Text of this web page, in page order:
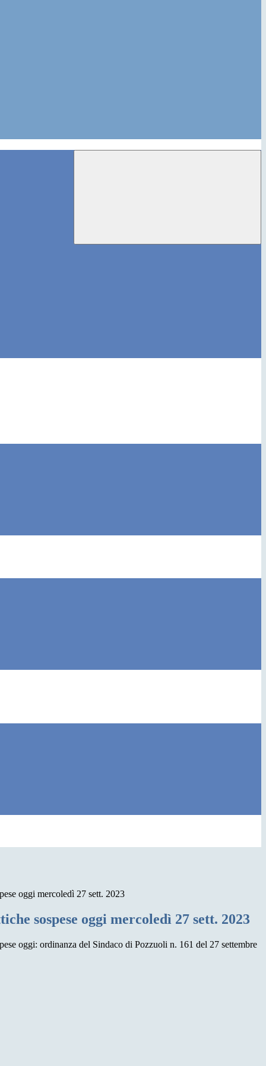
oggi mercoledì 27 sett. 2023
sospese oggi mercoledì 27 sett. 2023
oggi: ordinanza del Sindaco di Pozzuoli n. 161 del 27 settembre